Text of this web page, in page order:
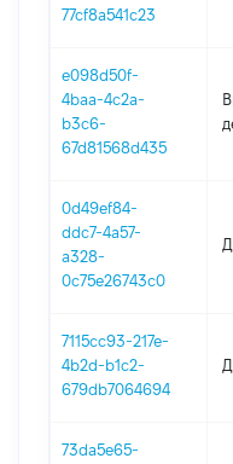
77cf8a541c23
e098d50f-
4baa-4c2a-
b3c6-
67d81568d435
0d49ef84-
ddc7-4a57-
a328-
0c75e26743c0
7115cc93-217e-
4b2d-b1c2-
679db7064694
73da5e65-